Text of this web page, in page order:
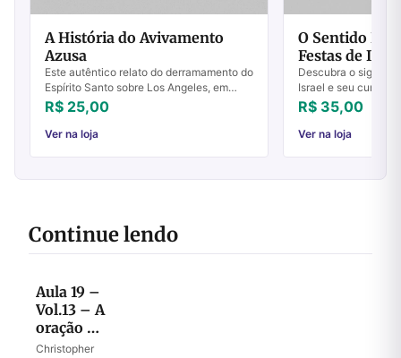
A História do Avivamento
Azusa
Este autêntico relato do derramamento do
Espírito Santo sobre Los Angeles, em
1906, há de chocar nos dias atuais os
movimentos pentecostais e carismáticos,
d...
R$ 25,00
Ver na loja
O Sentido
Festas de
Descubra o
Israel e seu
história e na Igreja.
fortaleça sua fé
R$ 35,00
Ver na loja
Continue lendo
Aula 19 –
Vol.13 – A
oração de
Davi – II
Christopher